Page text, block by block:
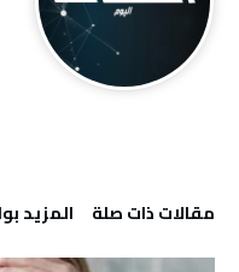
‫مقالات ذات صلة‬ ‫‫المزيد بواسطة‬